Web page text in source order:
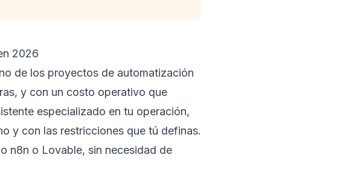
2026
de los proyectos de automatización
y con un costo operativo que
especializado en tu operación,
y con las restricciones que tú definas.
n8n o Lovable, sin necesidad de